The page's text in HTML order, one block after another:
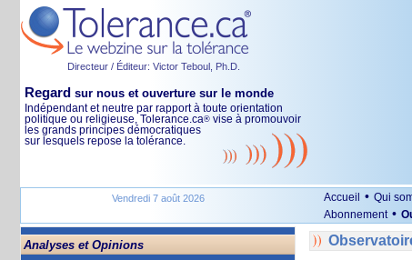
Directeur / Éditeur: Victor Teboul, Ph.D.
Regard sur nous et ouverture sur le monde
Indépendant et neutre par rapport à toute orientation
politique ou religieuse, Tolerance.ca® vise à promouvoir
les grands principes démocratiques
sur lesquels repose la tolérance.
Vendredi 7 août 2026 Accueil • Qui
Abonnement •
Analyses et Opinions